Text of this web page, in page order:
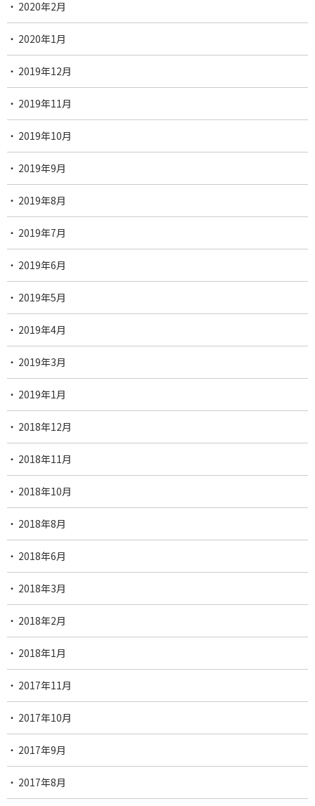
2020年2月
2020年1月
2019年12月
2019年11月
2019年10月
2019年9月
2019年8月
2019年7月
2019年6月
2019年5月
2019年4月
2019年3月
2019年1月
2018年12月
2018年11月
2018年10月
2018年8月
2018年6月
2018年3月
2018年2月
2018年1月
2017年11月
2017年10月
2017年9月
2017年8月